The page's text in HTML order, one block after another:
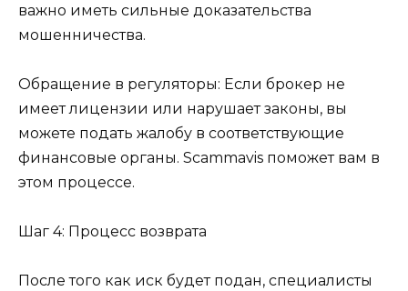
важно иметь сильные доказательства
мошенничества.
Обращение в регуляторы: Если брокер не
имеет лицензии или нарушает законы, вы
можете подать жалобу в соответствующие
финансовые органы. Scammavis поможет вам в
этом процессе.
Шаг 4: Процесс возврата
После того как иск будет подан, специалисты